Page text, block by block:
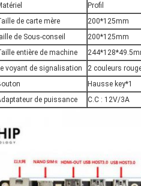
Profil
de carte mère
200*125mm
de Sous-conseil
200*125mm
entière de machine
voyant de signalisation
2 couleurs
Hausse key*1
de puissance
C.C : 12V/3A